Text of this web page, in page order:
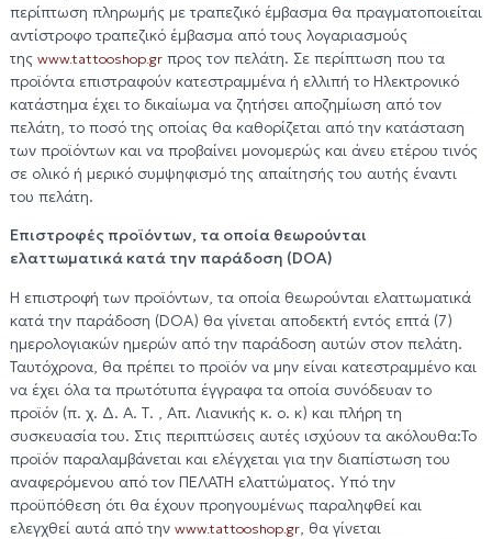
περίπτωση πληρωμής με τραπεζικό έμβασμα θα πραγματοποιείται
αντίστροφο τραπεζικό έμβασμα από τους λογαριασμούς
της www.tattooshop.grπρος τον πελάτη. Σε περίπτωση που τα
προϊόντα επιστραφούν κατεστραμμένα ή ελλιπή το Ηλεκτρονικό
κατάστημα έχει το δικαίωμα να ζητήσει αποζημίωση από τον
πελάτη, το ποσό της οποίας θα καθορίζεται από την κατάσταση
των προϊόντων και να προβαίνει μονομερώς και άνευ ετέρου τινός
σε ολικό ή μερικό συμψηφισμό της απαίτησής του αυτής έναντι
του πελάτη.
Επιστροφές προϊόντων, τα οποία θεωρούνται
ελαττωματικά κατά την παράδοση (DOA)
Η επιστροφή των προϊόντων, τα οποία θεωρούνται ελαττωματικά
κατά την παράδοση (DOA) θα γίνεται αποδεκτή εντός επτά (7)
ημερολογιακών ημερών από την παράδοση αυτών στον πελάτη.
Ταυτόχρονα, θα πρέπει το προϊόν να μην είναι κατεστραμμένο και
να έχει όλα τα πρωτότυπα έγγραφα τα οποία συνόδευαν το
προϊόν (π. χ. Δ. Α. Τ. , Απ. Λιανικής κ. ο. κ) και πλήρη τη
συσκευασία του. Στις περιπτώσεις αυτές ισχύουν τα ακόλουθα:Το
προϊόν παραλαμβάνεται και ελέγχεται για την διαπίστωση του
αναφερόμενου από τον ΠΕΛΑΤΗ ελαττώματος. Υπό την
προϋπόθεση ότι θα έχουν προηγουμένως παραληφθεί και
ελεγχθεί αυτά από την www.tattooshop.gr, θα γίνεται